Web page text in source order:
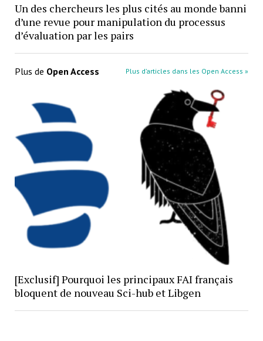
Un des chercheurs les plus cités au monde banni
d’une revue pour manipulation du processus
d’évaluation par les pairs
Plus de Open Access Plus d’articles dans les Open Access »
[Exclusif] Pourquoi les principaux FAI français
bloquent de nouveau Sci-hub et Libgen